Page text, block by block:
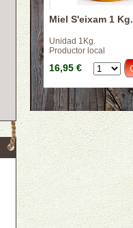
Miel S'eixam 1 Kg.
Unidad 1Kg.
Productor local
16,95 €